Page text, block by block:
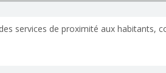
services de proximité aux habitants,